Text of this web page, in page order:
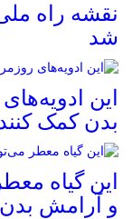
نقشه راه
شد
این
بدن کمک
این گیاه
و آرامش